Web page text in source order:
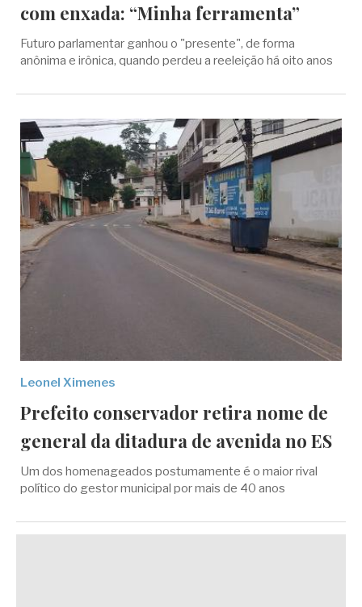
com enxada: “Minha ferramenta”
Futuro parlamentar ganhou o "presente", de forma
anônima e irônica, quando perdeu a reeleição há oito anos
Leonel Ximenes
Prefeito conservador retira nome de
general da ditadura de avenida no ES
Um dos homenageados postumamente é o maior rival
político do gestor municipal por mais de 40 anos